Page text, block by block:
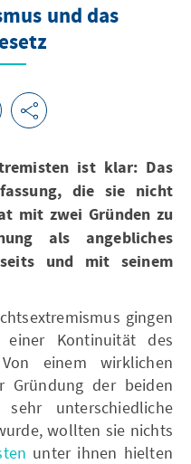
und das
ist klar: Das
die sie nicht
mit zwei Gründen zu
als angebliches
und mit seinem
gingen
Kontinuität des
einem wirklichen
Gründung der beiden
unterschiedliche
wollten sie nichts
unter ihnen hielten